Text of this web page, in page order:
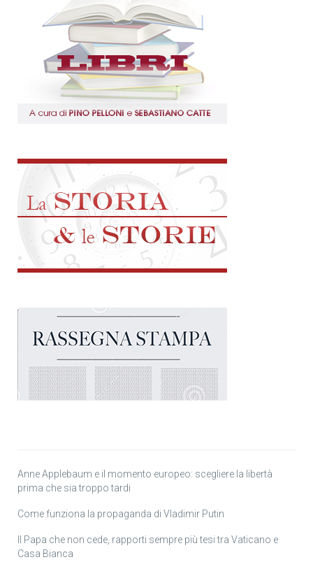
Anne Applebaum e il momento europeo: scegliere la libertà
prima che sia troppo tardi
Come funziona la propaganda di Vladimir Putin
Il Papa che non cede, rapporti sempre più tesi tra Vaticano e
Casa Bianca